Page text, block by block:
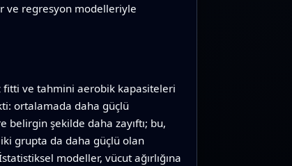
ve regresyon modelleriyle
fitti ve tahmini aerobik kapasiteleri
ortalamada daha güçlü
belirgin şekilde daha zayıftı; bu,
grupta da daha güçlü olan
modeller, vücut ağırlığına